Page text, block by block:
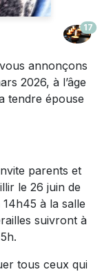
17
annonçons
2026, à l’âge
tendre épouse
parents et
le 26 juin de
14h45 à la salle
suivront à
tous ceux qui